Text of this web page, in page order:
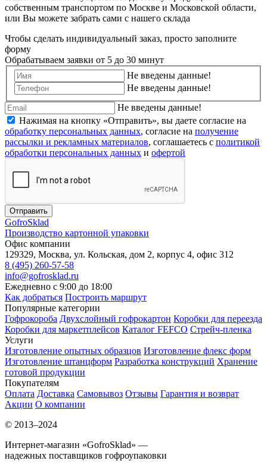
собственным транспортом по Москве и Московской области,
или Вы можете забрать сами с нашего склада
Чтобы сделать индивидуальный заказ, просто заполните
форму
Обрабатываем заявки от 5 до 30 минут
Не введены данные!
Не введены данные!
Не введены данные!
Нажимая на кнопку «Отправить», вы даете согласие на
обработку персональных данных, согласие на получение
рассылки и рекламных материалов, соглашаетесь c политикой
обработки персональных данных и офертой
Отправить
GofroSklad
Производство картонной упаковки
Офис компании
129329, Москва, ул. Кольская, дом 2, корпус 4, офис 312
8 (495) 260-57-58
info@gofrosklad.ru
Ежедневно с 9:00 до 18:00
Как добраться Построить маршрут
Популярные категории
Гофрокороба Двухслойный гофрокартон Коробки для переезда
Коробки для маркетплейсов Каталог FEFCO Стрейч-пленка
Услуги
Изготовление опытных образцов Изготовление флекс форм
Изготовление штанцформ Разработка конструкций Хранение
готовой продукции
Покупателям
Оплата Доставка Самовывоз Отзывы Гарантия и возврат
Акции О компании
© 2013–2024
Интернет-магазин «GofroSklad» —
надежных поставщиков гофроупаковки